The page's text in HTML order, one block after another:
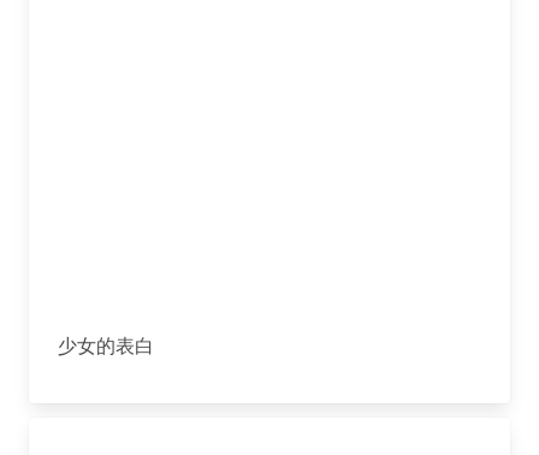
少女的表白